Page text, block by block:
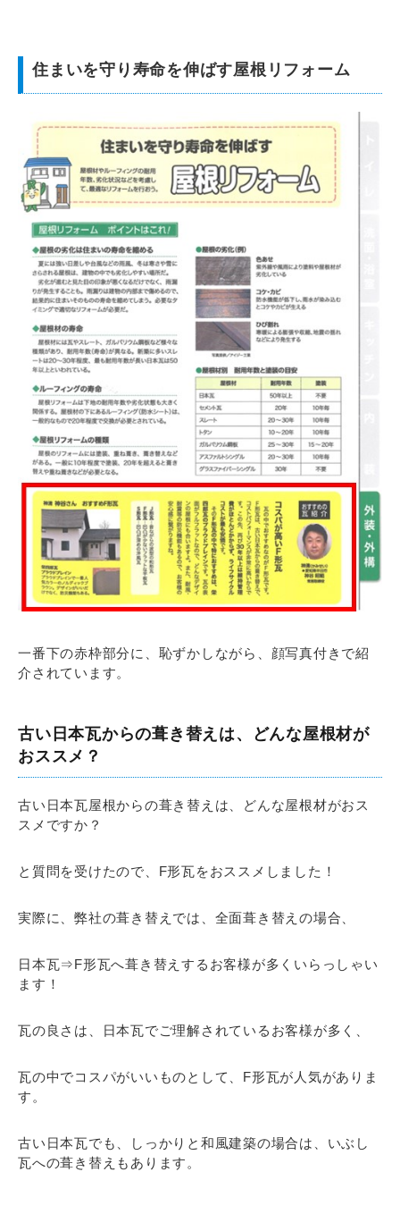
住まいを守り寿命を伸ばす屋根リフォーム
一番下の赤枠部分に、恥ずかしながら、顔写真付きで紹
介されています。
古い日本瓦からの葺き替えは、どんな屋根材が
おススメ？
古い日本瓦屋根からの葺き替えは、どんな屋根材がおス
スメですか？
と質問を受けたので、F形瓦をおススメしました！
実際に、弊社の葺き替えでは、全面葺き替えの場合、
日本瓦⇒F形瓦へ葺き替えするお客様が多くいらっしゃい
ます！
瓦の良さは、日本瓦でご理解されているお客様が多く、
瓦の中でコスパがいいものとして、F形瓦が人気がありま
す。
古い日本瓦でも、しっかりと和風建築の場合は、いぶし
瓦への葺き替えもあります。